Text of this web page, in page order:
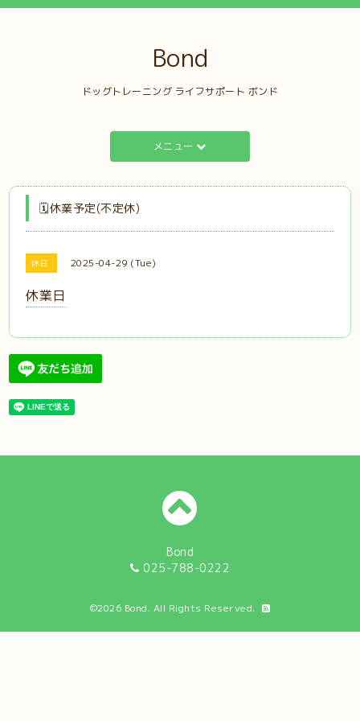
Bond
ドッグトレーニング ライフサポート ボンド
メニュー
🗓️休業予定(不定休)
休日 2025-04-29 (Tue)
休業日
Bond
025-788-0222
©2026 Bond. All Rights Reserved.